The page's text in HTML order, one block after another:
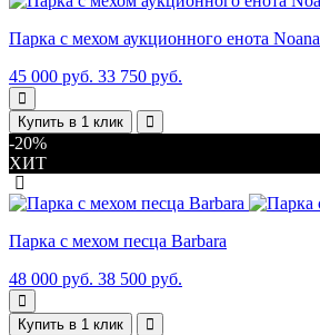
Парка с мехом аукционного енота Noana
45 000 руб. 33 750 руб.
Купить в 1 клик
-20%
ХИТ
Парка с мехом песца Barbara
48 000 руб. 38 500 руб.
Купить в 1 клик